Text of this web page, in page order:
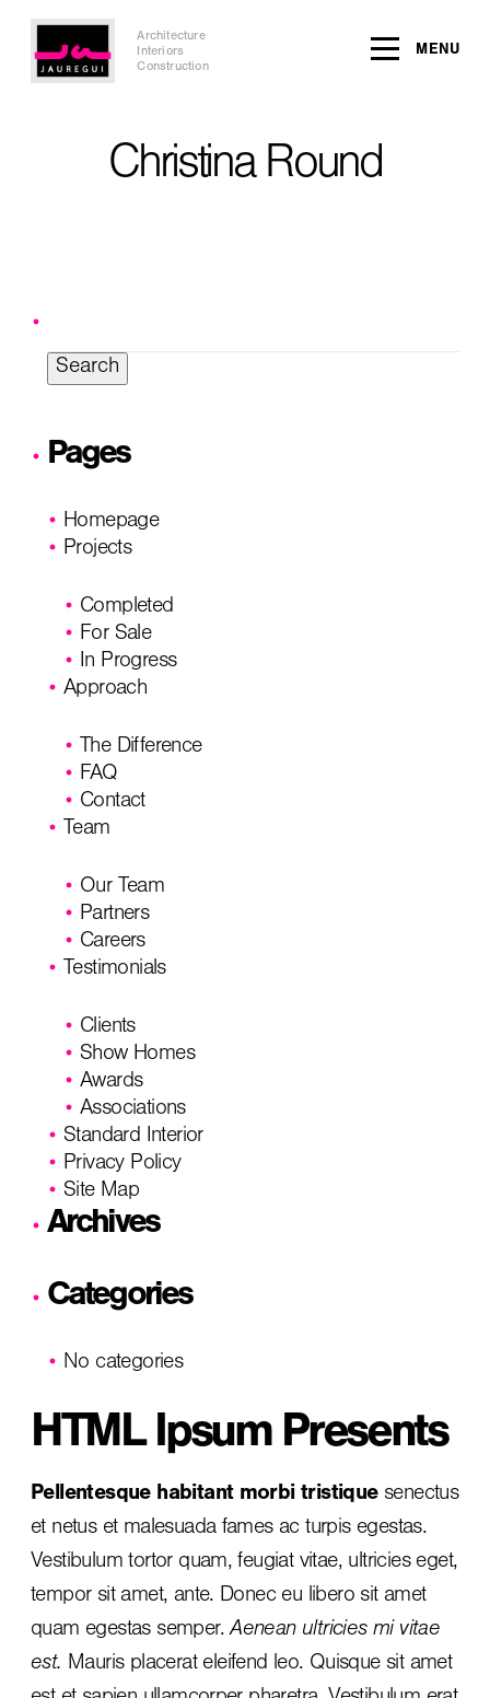
Architecture
Interiors
Construction
MENU
Christina Round
Pages
Homepage
Projects
Completed
For Sale
In Progress
Approach
The Difference
FAQ
Contact
Team
Our Team
Partners
Careers
Testimonials
Clients
Show Homes
Awards
Associations
Standard Interior
Privacy Policy
Site Map
Archives
Categories
No categories
HTML Ipsum Presents
Pellentesque habitant morbi tristiquesenectus
et netus et malesuada fames ac turpis egestas.
Vestibulum tortor quam, feugiat vitae, ultricies eget,
tempor sit amet, ante. Donec eu libero sit amet
quam egestas semper.Aenean ultricies mi vitae
est. Mauris placerat eleifend leo. Quisque sit amet